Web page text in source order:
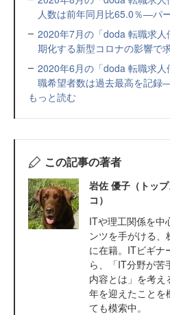
人数は前年同月比65.0％―パ
2020年7月の「doda 転職求
期化する新型コロナの影響で
2020年6月の「doda 転職求
職希望者数は過去最高を記録
もっと読む
この記事の著者
岩佐 優子（トッ
コ）
ITや理工関係を中
ンツを手がける
に在籍。ITビギナ
ら、「IT分野が苦
内容とは」を考
年を迎えたことを
ても模索中。